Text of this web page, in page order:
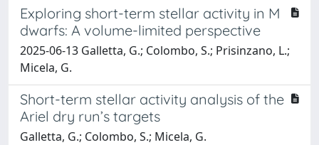
Exploring short-term stellar activity in M
dwarfs: A volume-limited perspective
2025-06-13 Galletta, G.; Colombo, S.; Prisinzano, L.;
Micela, G.
Short-term stellar activity analysis of the
Ariel dry run’s targets
Galletta, G.; Colombo, S.; Micela, G.